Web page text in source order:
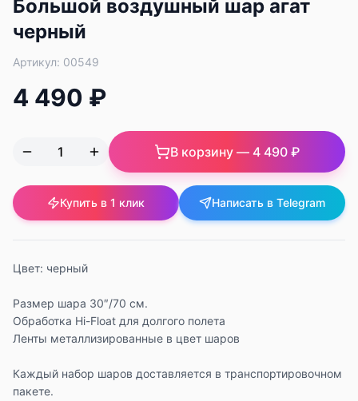
Большой воздушный шар агат
черный
Артикул: 00549
4 490 ₽
В корзину — 4 490 ₽
Купить в 1 клик Написать в Telegram
Цвет: черный
Размер шара 30″/70 см.
Обработка Hi-Float для долгого полета
Ленты металлизированные в цвет шаров
Каждый набор шаров доставляется в транспортировочном
пакете.